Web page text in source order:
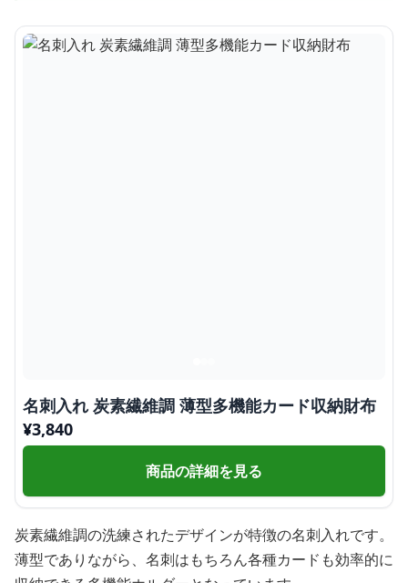
名刺入れ 炭素繊維調 薄型多機能カード収納財布
¥3,840
商品の詳細を見る
炭素繊維調の洗練されたデザインが特徴の名刺入れです。
薄型でありながら、名刺はもちろん各種カードも効率的に